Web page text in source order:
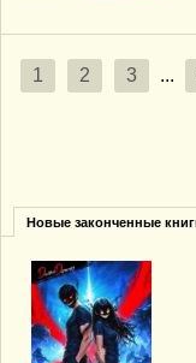
1 2 3 ...
Новые законченные